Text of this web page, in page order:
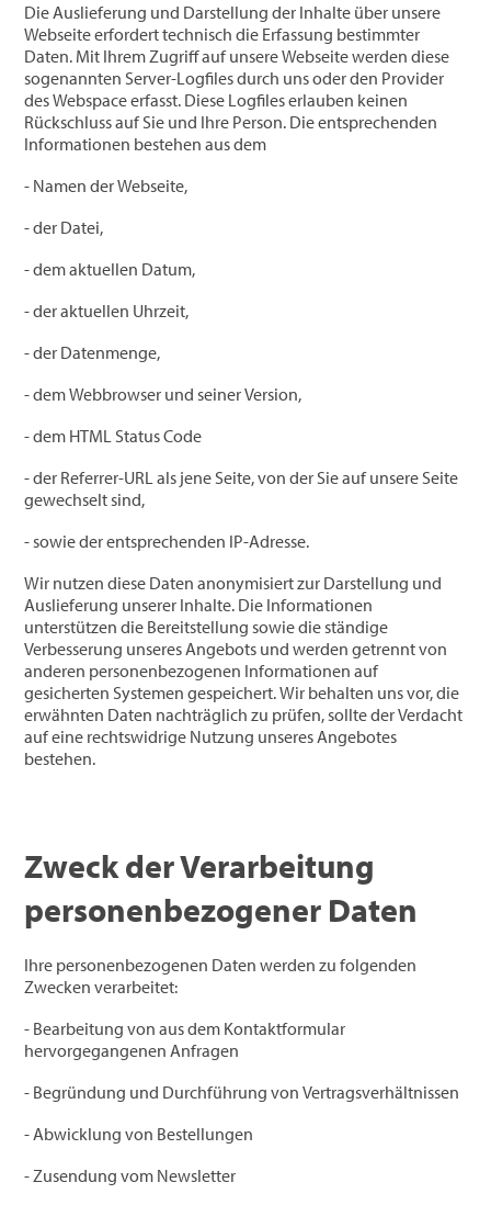
Die Auslieferung und Darstellung der Inhalte über unsere
Webseite erfordert technisch die Erfassung bestimmter
Daten. Mit Ihrem Zugriff auf unsere Webseite werden diese
sogenannten Server-Logfiles durch uns oder den Provider
des Webspace erfasst. Diese Logfiles erlauben keinen
Rückschluss auf Sie und Ihre Person. Die entsprechenden
Informationen bestehen aus dem
- Namen der Webseite,
- der Datei,
- dem aktuellen Datum,
- der aktuellen Uhrzeit,
- der Datenmenge,
- dem Webbrowser und seiner Version,
- dem HTML Status Code
- der Referrer-URL als jene Seite, von der Sie auf unsere Seite
gewechselt sind,
- sowie der entsprechenden IP-Adresse.
Wir nutzen diese Daten anonymisiert zur Darstellung und
Auslieferung unserer Inhalte. Die Informationen
unterstützen die Bereitstellung sowie die ständige
Verbesserung unseres Angebots und werden getrennt von
anderen personenbezogenen Informationen auf
gesicherten Systemen gespeichert. Wir behalten uns vor, die
erwähnten Daten nachträglich zu prüfen, sollte der Verdacht
auf eine rechtswidrige Nutzung unseres Angebotes
bestehen.
Zweck der Verarbeitung
personenbezogener Daten
Ihre personenbezogenen Daten werden zu folgenden
Zwecken verarbeitet:
- Bearbeitung von aus dem Kontaktformular
hervorgegangenen Anfragen
- Begründung und Durchführung von Vertragsverhältnissen
- Abwicklung von Bestellungen
- Zusendung vom Newsletter